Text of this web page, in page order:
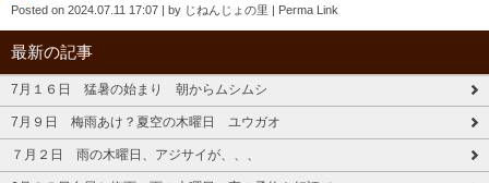
Posted on 2024.07.11 17:07 | by じねんじょの里 | Perma Link
最新の記事
7月１６日 猛暑の始まり 朝からムシムシ
7月９日 梅雨あけ？夏空の木曜日 ユウガオ
７月２日 雨の木曜日、アジサイが、、、